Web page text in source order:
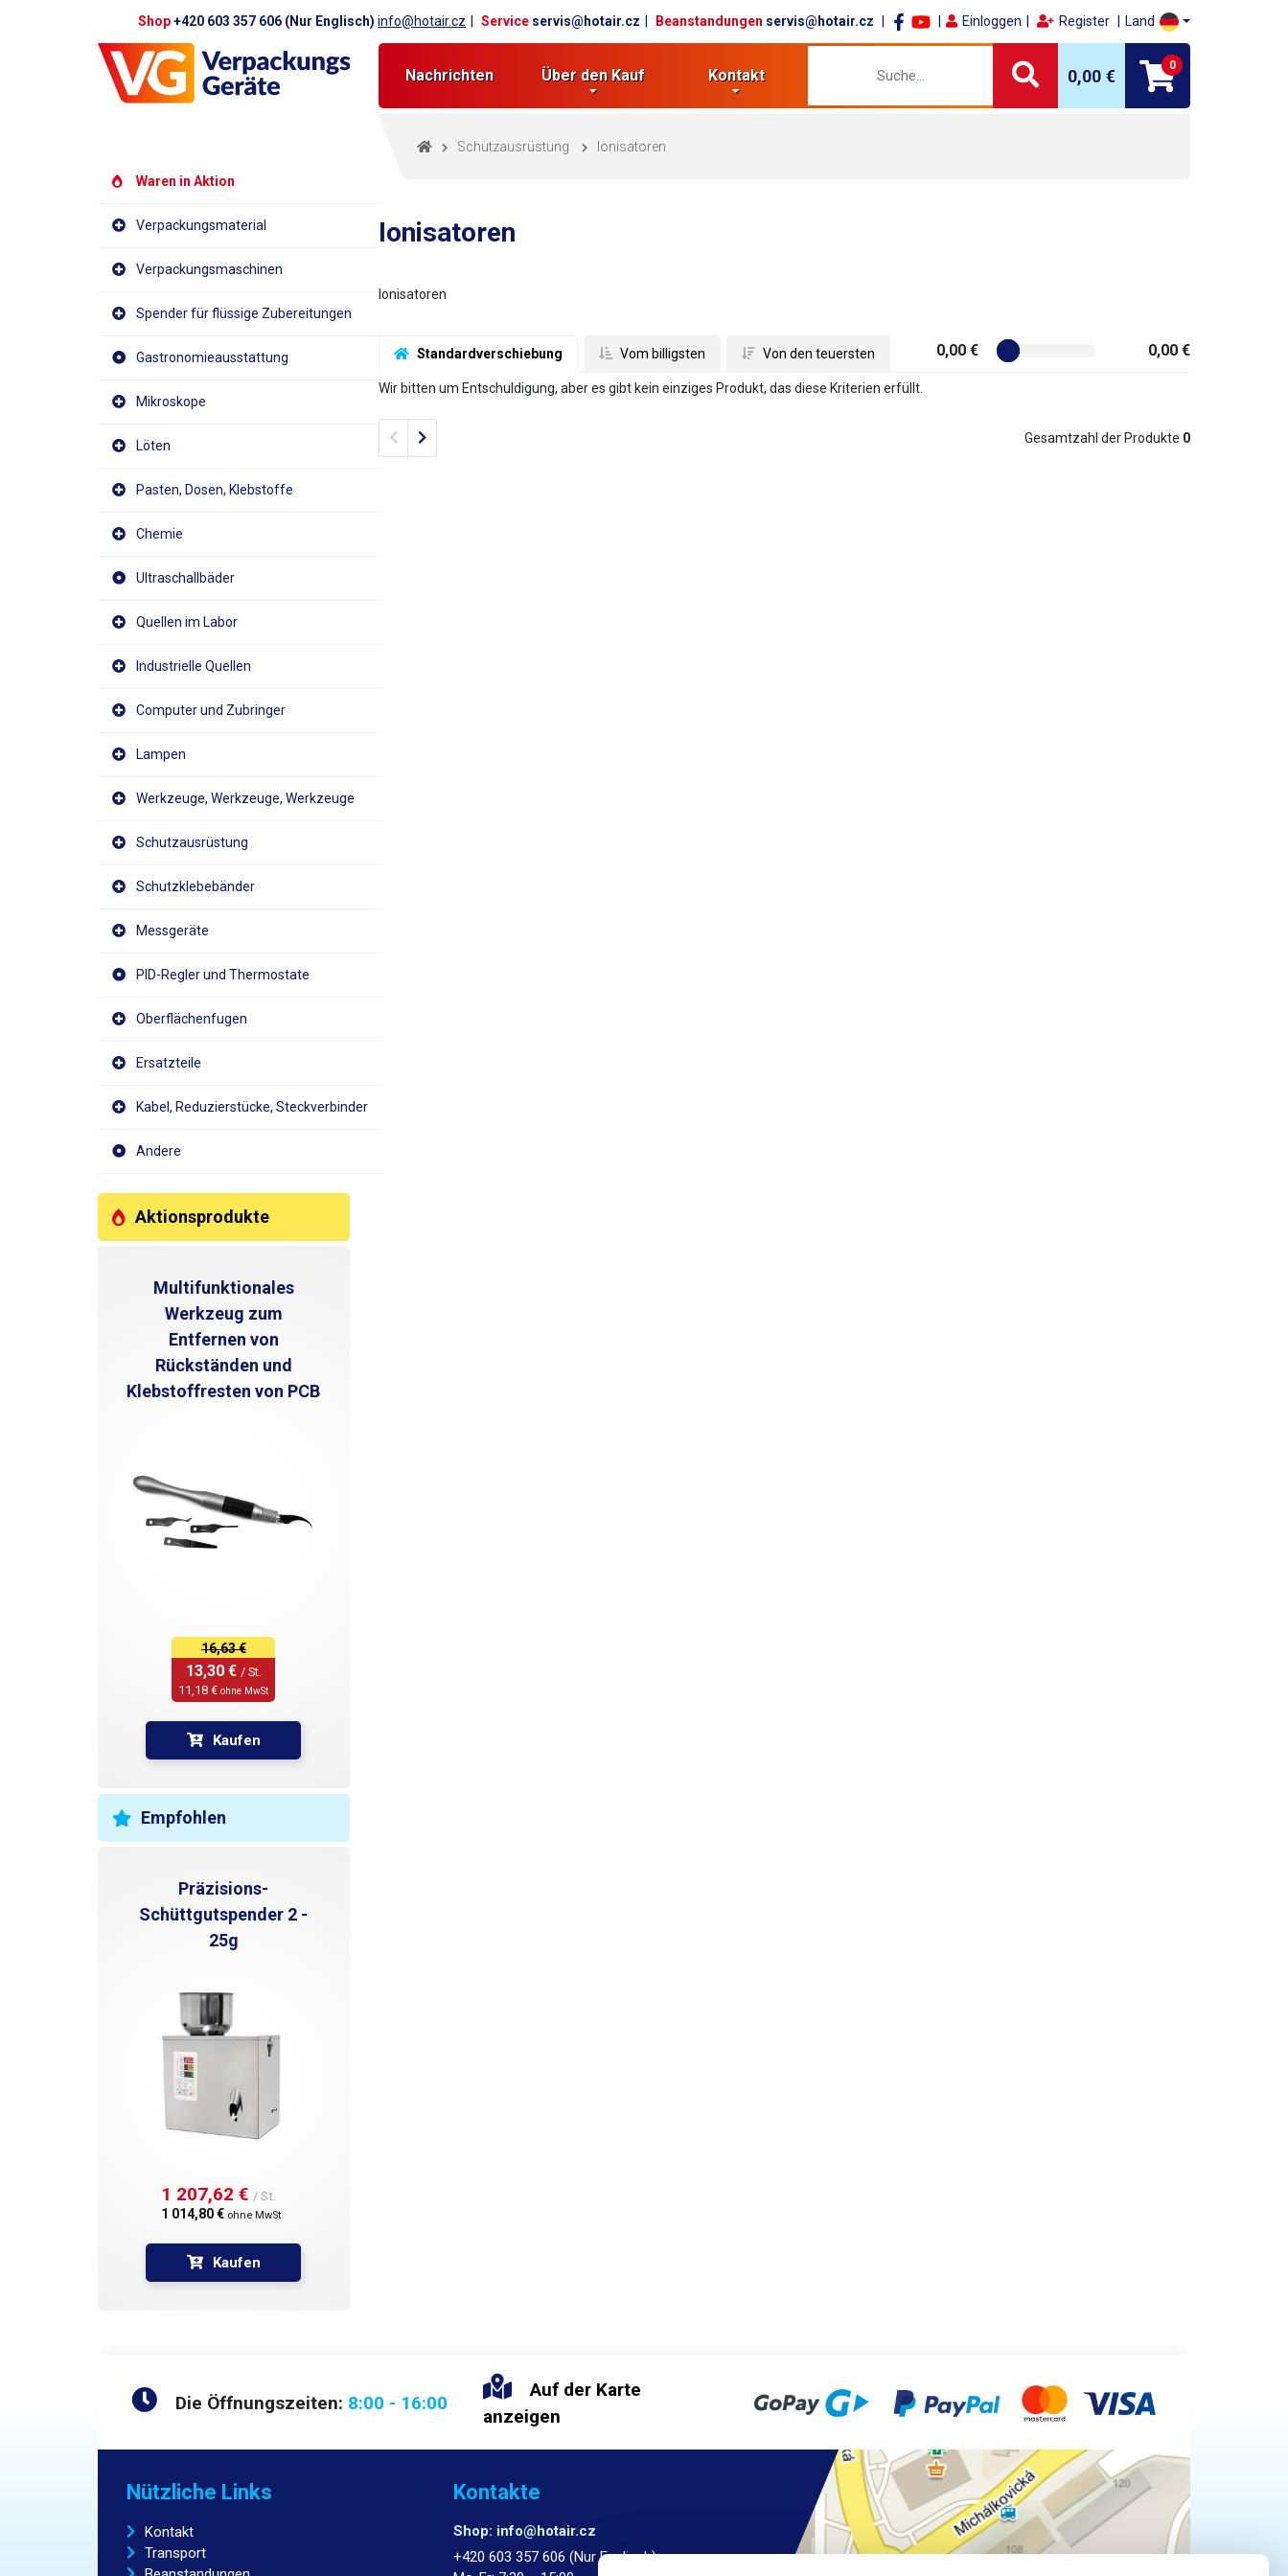
Shop+420 603 357 606 (Nur Englisch)info@hotair.cz Service servis@hotair.cz Beanstandungen servis@hotair.cz Einloggen Register Land
Nachrichten Über den Kauf Kontakt 0,00 €
0
Waren in Aktion
Verpackungsmaterial
Verpackungsmaschinen
Spender für flüssige Zubereitungen
Gastronomieausstattung
Mikroskope
Löten
Pasten, Dosen, Klebstoffe
Chemie
Ultraschallbäder
Quellen im Labor
Industrielle Quellen
Computer und Zubringer
Lampen
Werkzeuge, Werkzeuge, Werkzeuge
Schutzausrüstung
Schutzklebebänder
Messgeräte
PID-Regler und Thermostate
Oberflächenfugen
Ersatzteile
Kabel, Reduzierstücke, Steckverbinder
Andere
Aktionsprodukte
Multifunktionales
Werkzeug zum
Entfernen von
Rückständen und
Klebstoffresten von PCB
16,63 €
13,30 € / St.
11,18 € ohne MwSt
Kaufen
Empfohlen
Präzisions-
Schüttgutspender 2 -
25g
1 207,62 € / St.
1 014,80 € ohne MwSt
Kaufen
Schutzausrüstung Ionisatoren
Ionisatoren
Ionisatoren
Standardverschiebung Vom billigsten Von den teuersten 0,00 € 0,00 €
Wir bitten um Entschuldigung, aber es gibt kein einziges Produkt, das diese Kriterien erfüllt.
Previous
Next Gesamtzahl der Produkte 0
Die Öffnungszeiten: 8:00 - 16:00
Auf der Karte
anzeigen
Nützliche Links
Kontakt
Transport
Kontakte
Shop: info@hotair.cz
+420 603 357 606 (Nur Englisch)